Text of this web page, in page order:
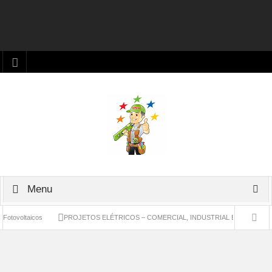
Menu
PROJETOS ELÉTRICOS – COMERCIAL, INDUSTRIAL E RESIDENCIAL